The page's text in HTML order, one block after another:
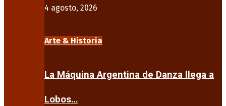
4 agosto, 2026
Arte & Historia
La Máquina Argentina de Danza llega a
Lobos…